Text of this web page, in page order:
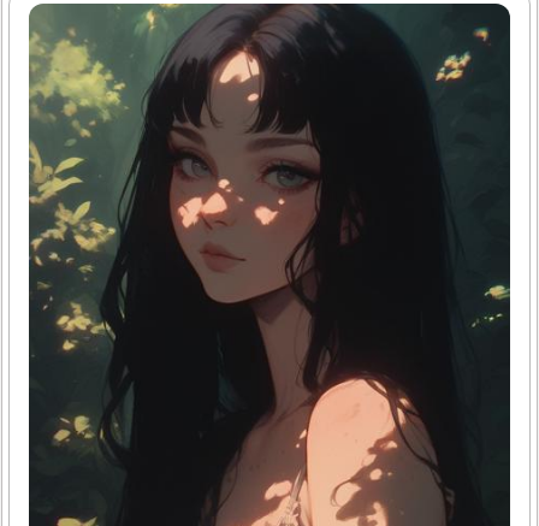
년기 증상과 함께 심혈관 위험 자가 체크를 할 수 있는 구체적
인 가이드를 드릴게요. 이해하기 쉽게 자세하게 설명할 테니,
꼭 참고하셔서 건강 관리에 도움이 되시길 바랄게요.1. 갱년
기란 무엇인가요?갱년기는 여성의 생식 호르몬 분비가 감소
하며 찾아오는 시기예요. 보통 45세에서 55세 사이에 시작되
며, 월경이 불규칙해지고 결국 중단되죠. 이 기간 동안 에스트
로겐 수치가 감소하면서 다양한 증상이 나타나요. 대표적인
증상으로는 안면홍조, 심장 두근거림, 불면,..